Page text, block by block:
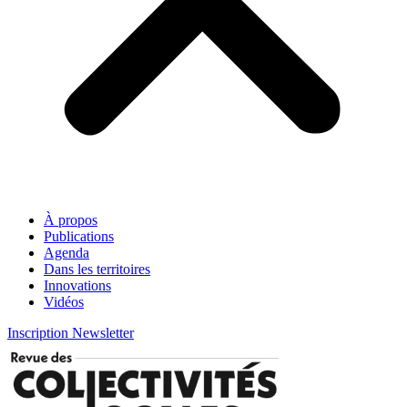
À propos
Publications
Agenda
Dans les territoires
Innovations
Vidéos
Inscription Newsletter